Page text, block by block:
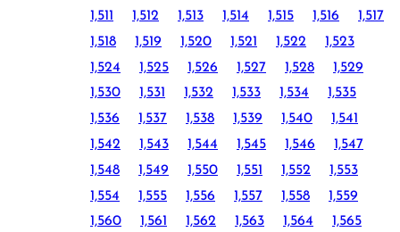
1,511
1,512 1,513 1,514 1,515 1,516
1,517
1,518
1,519 1,520 1,521 1,522
1,523
1,524
1,525 1,526 1,527 1,528
1,529
1,530
1,531 1,532 1,533 1,534
1,535
1,536
1,537 1,538 1,539 1,540
1,541
1,542
1,543 1,544 1,545 1,546
1,547
1,548
1,549 1,550 1,551 1,552
1,553
1,554
1,555 1,556 1,557 1,558
1,559
1,560
1,561 1,562 1,563 1,564
1,565